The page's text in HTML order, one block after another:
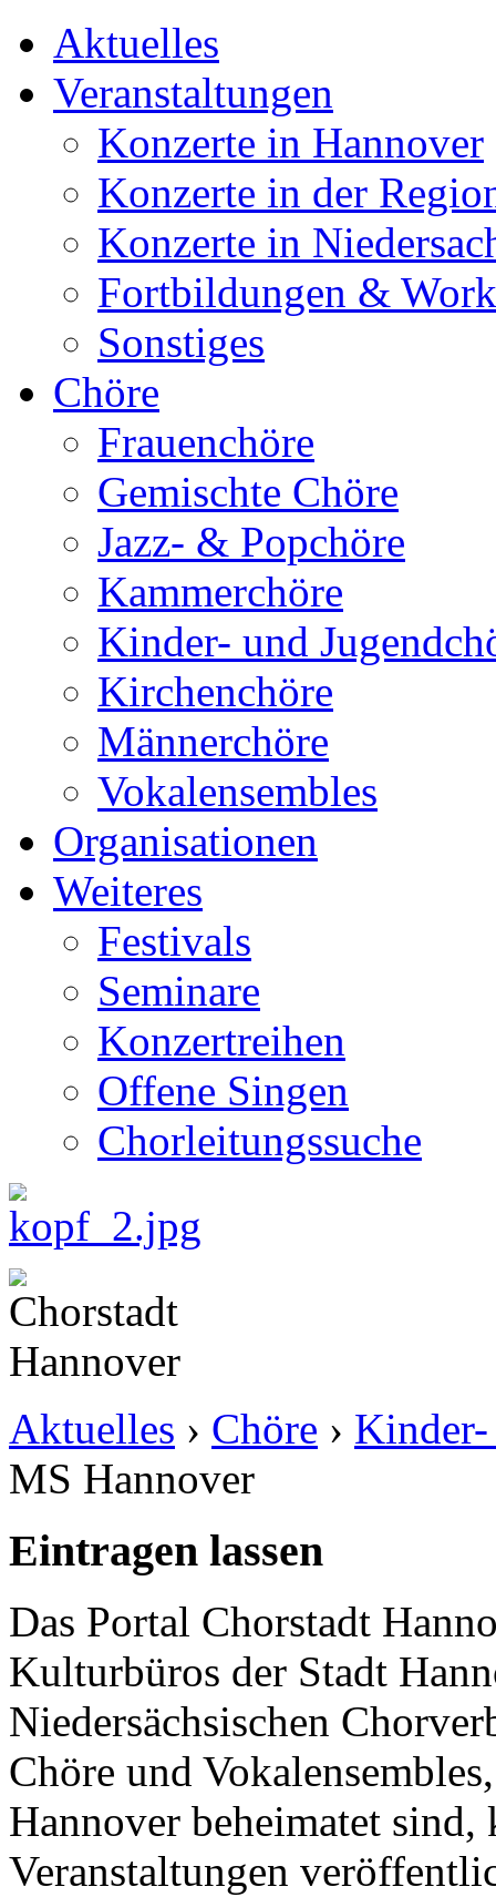
Aktuelles
Veranstaltungen
Konzerte in Hannover
Konzerte in der
Konzerte in
Fortbildungen &
Sonstiges
Chöre
Frauenchöre
Gemischte Chöre
Jazz- & Popchöre
Kammerchöre
Kinder- und
Kirchenchöre
Männerchöre
Vokalensembles
Organisationen
Weiteres
Festivals
Seminare
Konzertreihen
Offene Singen
Chorleitungssuche
Aktuelles › Chöre › Kinder-
MS Hannover
Eintragen lassen
Das Portal Chorstadt
Kulturbüros der Stadt
Niedersächsischen
Chöre und
Hannover beheimatet sind,
Veranstaltungen